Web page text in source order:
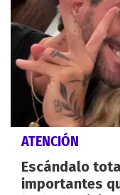
ATENCIÓN
Escándalo
importantes